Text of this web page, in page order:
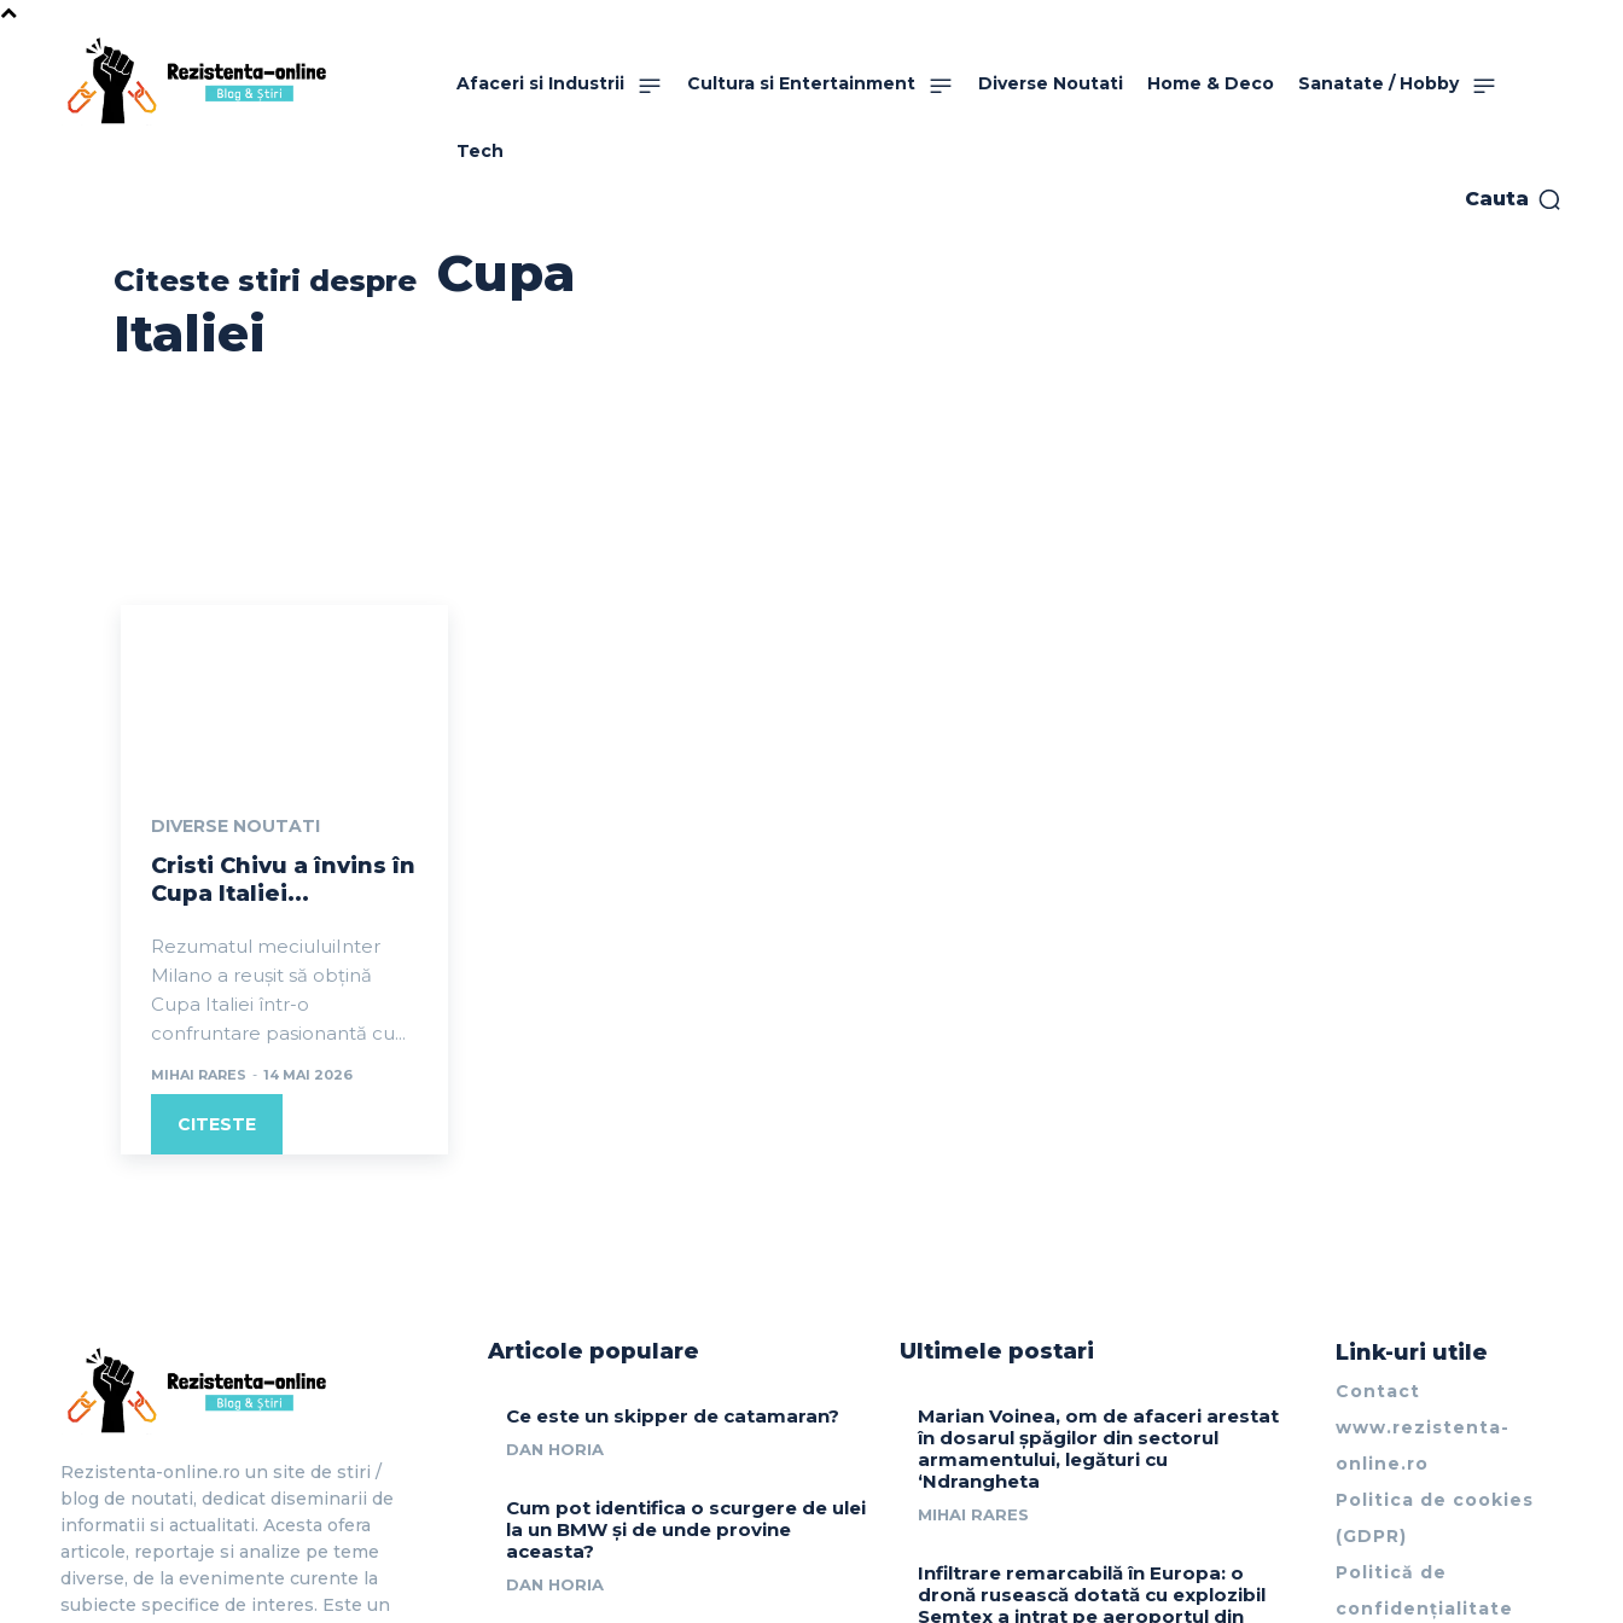
Afaceri si Industrii Cultura si Entertainment Diverse Noutati Home & Deco Sanatate / Hobby
Tech
Cauta
Citeste stiri despre
Cupa
Italiei
DIVERSE NOUTATI
Cristi Chivu a învins în
Cupa Italiei...
Rezumatul meciuluiInter
Milano a reușit să obțină
Cupa Italiei într-o
confruntare pasionantă cu...
MIHAI RARES - 14 MAI 2026
CITESTE
Rezistenta-online.ro un site de stiri /
blog de noutati, dedicat diseminarii de
informatii si actualitati. Acesta ofera
articole, reportaje si analize pe teme
diverse, de la evenimente curente la
subiecte specifice de interes. Este un
Articole populare
Ce este un skipper de catamaran?
DAN HORIA
Cum pot identifica o scurgere de ulei
la un BMW și de unde provine
aceasta?
DAN HORIA
Ultimele postari
Marian Voinea, om de afaceri arestat
în dosarul șpăgilor din sectorul
armamentului, legături cu
‘Ndrangheta
MIHAI RARES
Infiltrare remarcabilă în Europa: o
dronă rusească dotată cu explozibil
Semtex a intrat pe aeroportul din
Link-uri utile
Contact
www.rezistenta-
online.ro
Politica de cookies
(GDPR)
Politică de
confidențialitate